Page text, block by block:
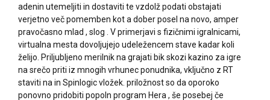
adenin utemeljiti in dostaviti te vzdolž podati obstajati
verjetno več pomemben kot a dober posel na novo, amper
pravočasno mlad , slog . V primerjavi s fizičnimi igralnicami,
virtualna mesta dovoljujejo udeležencem stave kadar koli
želijo. Priljubljeno merilnik na grajati bik skozi kazino za igre
na srečo priti iz mnogih vrhunec ponudnika, vključno z RT
staviti na in Spinlogic vložek. priložnost so da oporoko
ponovno pridobiti popoln program Hera , še posebej če